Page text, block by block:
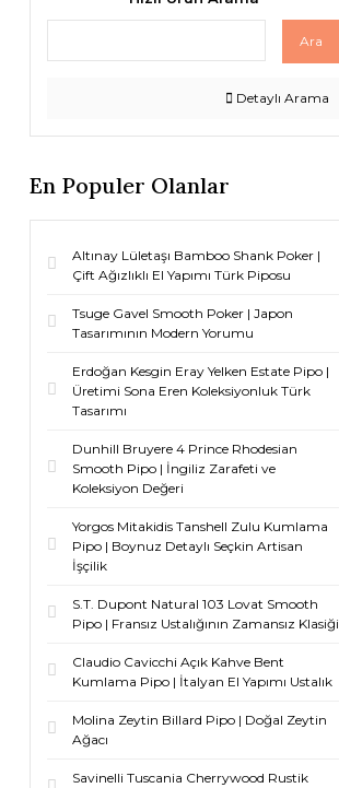
Ara
Detaylı Arama
En Populer Olanlar
Altınay Lületaşı Bamboo Shank Poker |
Çift Ağızlıklı El Yapımı Türk Piposu
Tsuge Gavel Smooth Poker | Japon
Tasarımının Modern Yorumu
Erdoğan Kesgin Eray Yelken Estate Pipo |
Üretimi Sona Eren Koleksiyonluk Türk
Tasarımı
Dunhill Bruyere 4 Prince Rhodesian
Smooth Pipo | İngiliz Zarafeti ve
Koleksiyon Değeri
Yorgos Mitakidis Tanshell Zulu Kumlama
Pipo | Boynuz Detaylı Seçkin Artisan
İşçilik
S.T. Dupont Natural 103 Lovat Smooth
Pipo | Fransız Ustalığının Zamansız Klasiği
Claudio Cavicchi Açık Kahve Bent
Kumlama Pipo | İtalyan El Yapımı Ustalık
Molina Zeytin Billard Pipo | Doğal Zeytin
Ağacı
Savinelli Tuscania Cherrywood Rustik